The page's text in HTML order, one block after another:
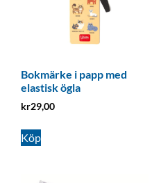
Bokmärke i papp med
elastisk ögla
kr29,00
Köp